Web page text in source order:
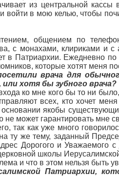
из центральной
войти в мою келью, чтобы
общением по
с монахами, клириками и
в Патриархии. Ежедневно
которые хотят меня
врача для
хотя бы зубного врача?
ко мне кого бы то ни
всех, кто хочет
якобы
не может гарантировать мне
так как уже много
ту же тему, заданный
Дорогого и
школы
и что в этом нельзя быть
Патриархии,